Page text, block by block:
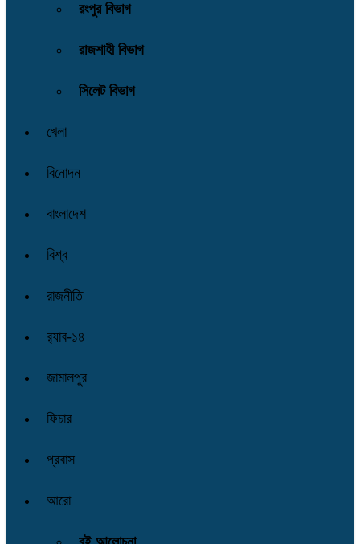
রংপুর বিভাগ
রাজশাহী বিভাগ
সিলেট বিভাগ
খেলা
বিনোদন
বাংলাদেশ
বিশ্ব
রাজনীতি
র‌্যাব-১৪
জামালপুর
ফিচার
প্রবাস
আরো